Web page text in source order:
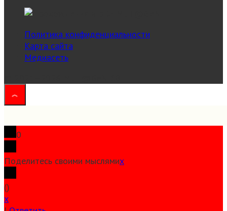
Политика конфиденциальности
Карта сайта
Медиасеть
0
Поделитесь своими мыслямиx
()
x